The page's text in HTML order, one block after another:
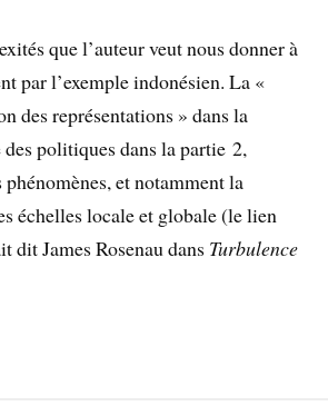
que l’auteur veut nous donner à
par l’exemple indonésien. La «
des représentations » dans la
politiques dans la partie 2,
et notamment la
échelles locale et globale (le lien
dit James Rosenau dans Turbulence